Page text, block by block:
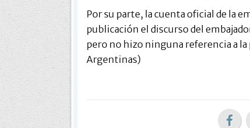
Por su parte, la cuenta oficial de la
publicación el discurso del
pero no hizo ninguna referencia a
Argentinas)